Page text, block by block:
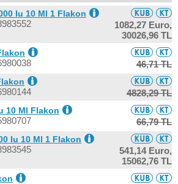
Iu 10 Ml 1 Flakon
1082,27 Euro,
30026,96 TL
46,71 TL
4828,29 TL
10 Ml Flakon
66,79 TL
Iu 10 Ml 1 Flakon
541,14 Euro,
15062,76 TL